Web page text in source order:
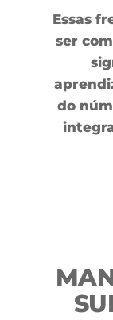
Essas
ser
do